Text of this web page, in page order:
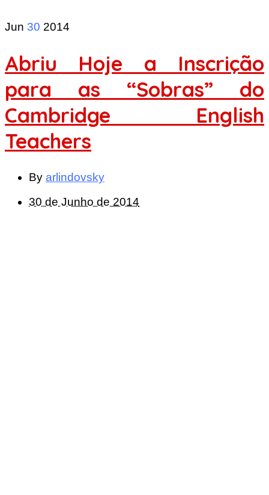
Jun 30 2014
Abriu Hoje a Inscrição
para as “Sobras” do
Cambridge English
Teachers
By arlindovsky
30 de Junho de 2014